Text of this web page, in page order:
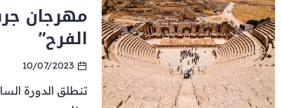
الفرح”
10/07/2023
تنطلق الدورة